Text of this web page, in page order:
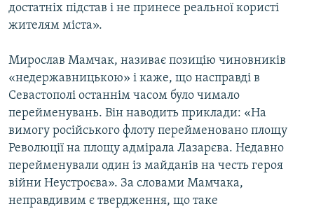
достатніх підстав і не принесе реальної користі
жителям міста».
Мирослав Мамчак, називає позицію чиновників
«недержавницькою» і каже, що насправді в
Севастополі останнім часом було чимало
перейменувань. Він наводить приклади: «На
вимогу російського флоту перейменовано площу
Революції на площу адмірала Лазарєва. Недавно
перейменували один із майданів на честь героя
війни Неустроєва». За словами Мамчака,
неправдивим є твердження, що таке